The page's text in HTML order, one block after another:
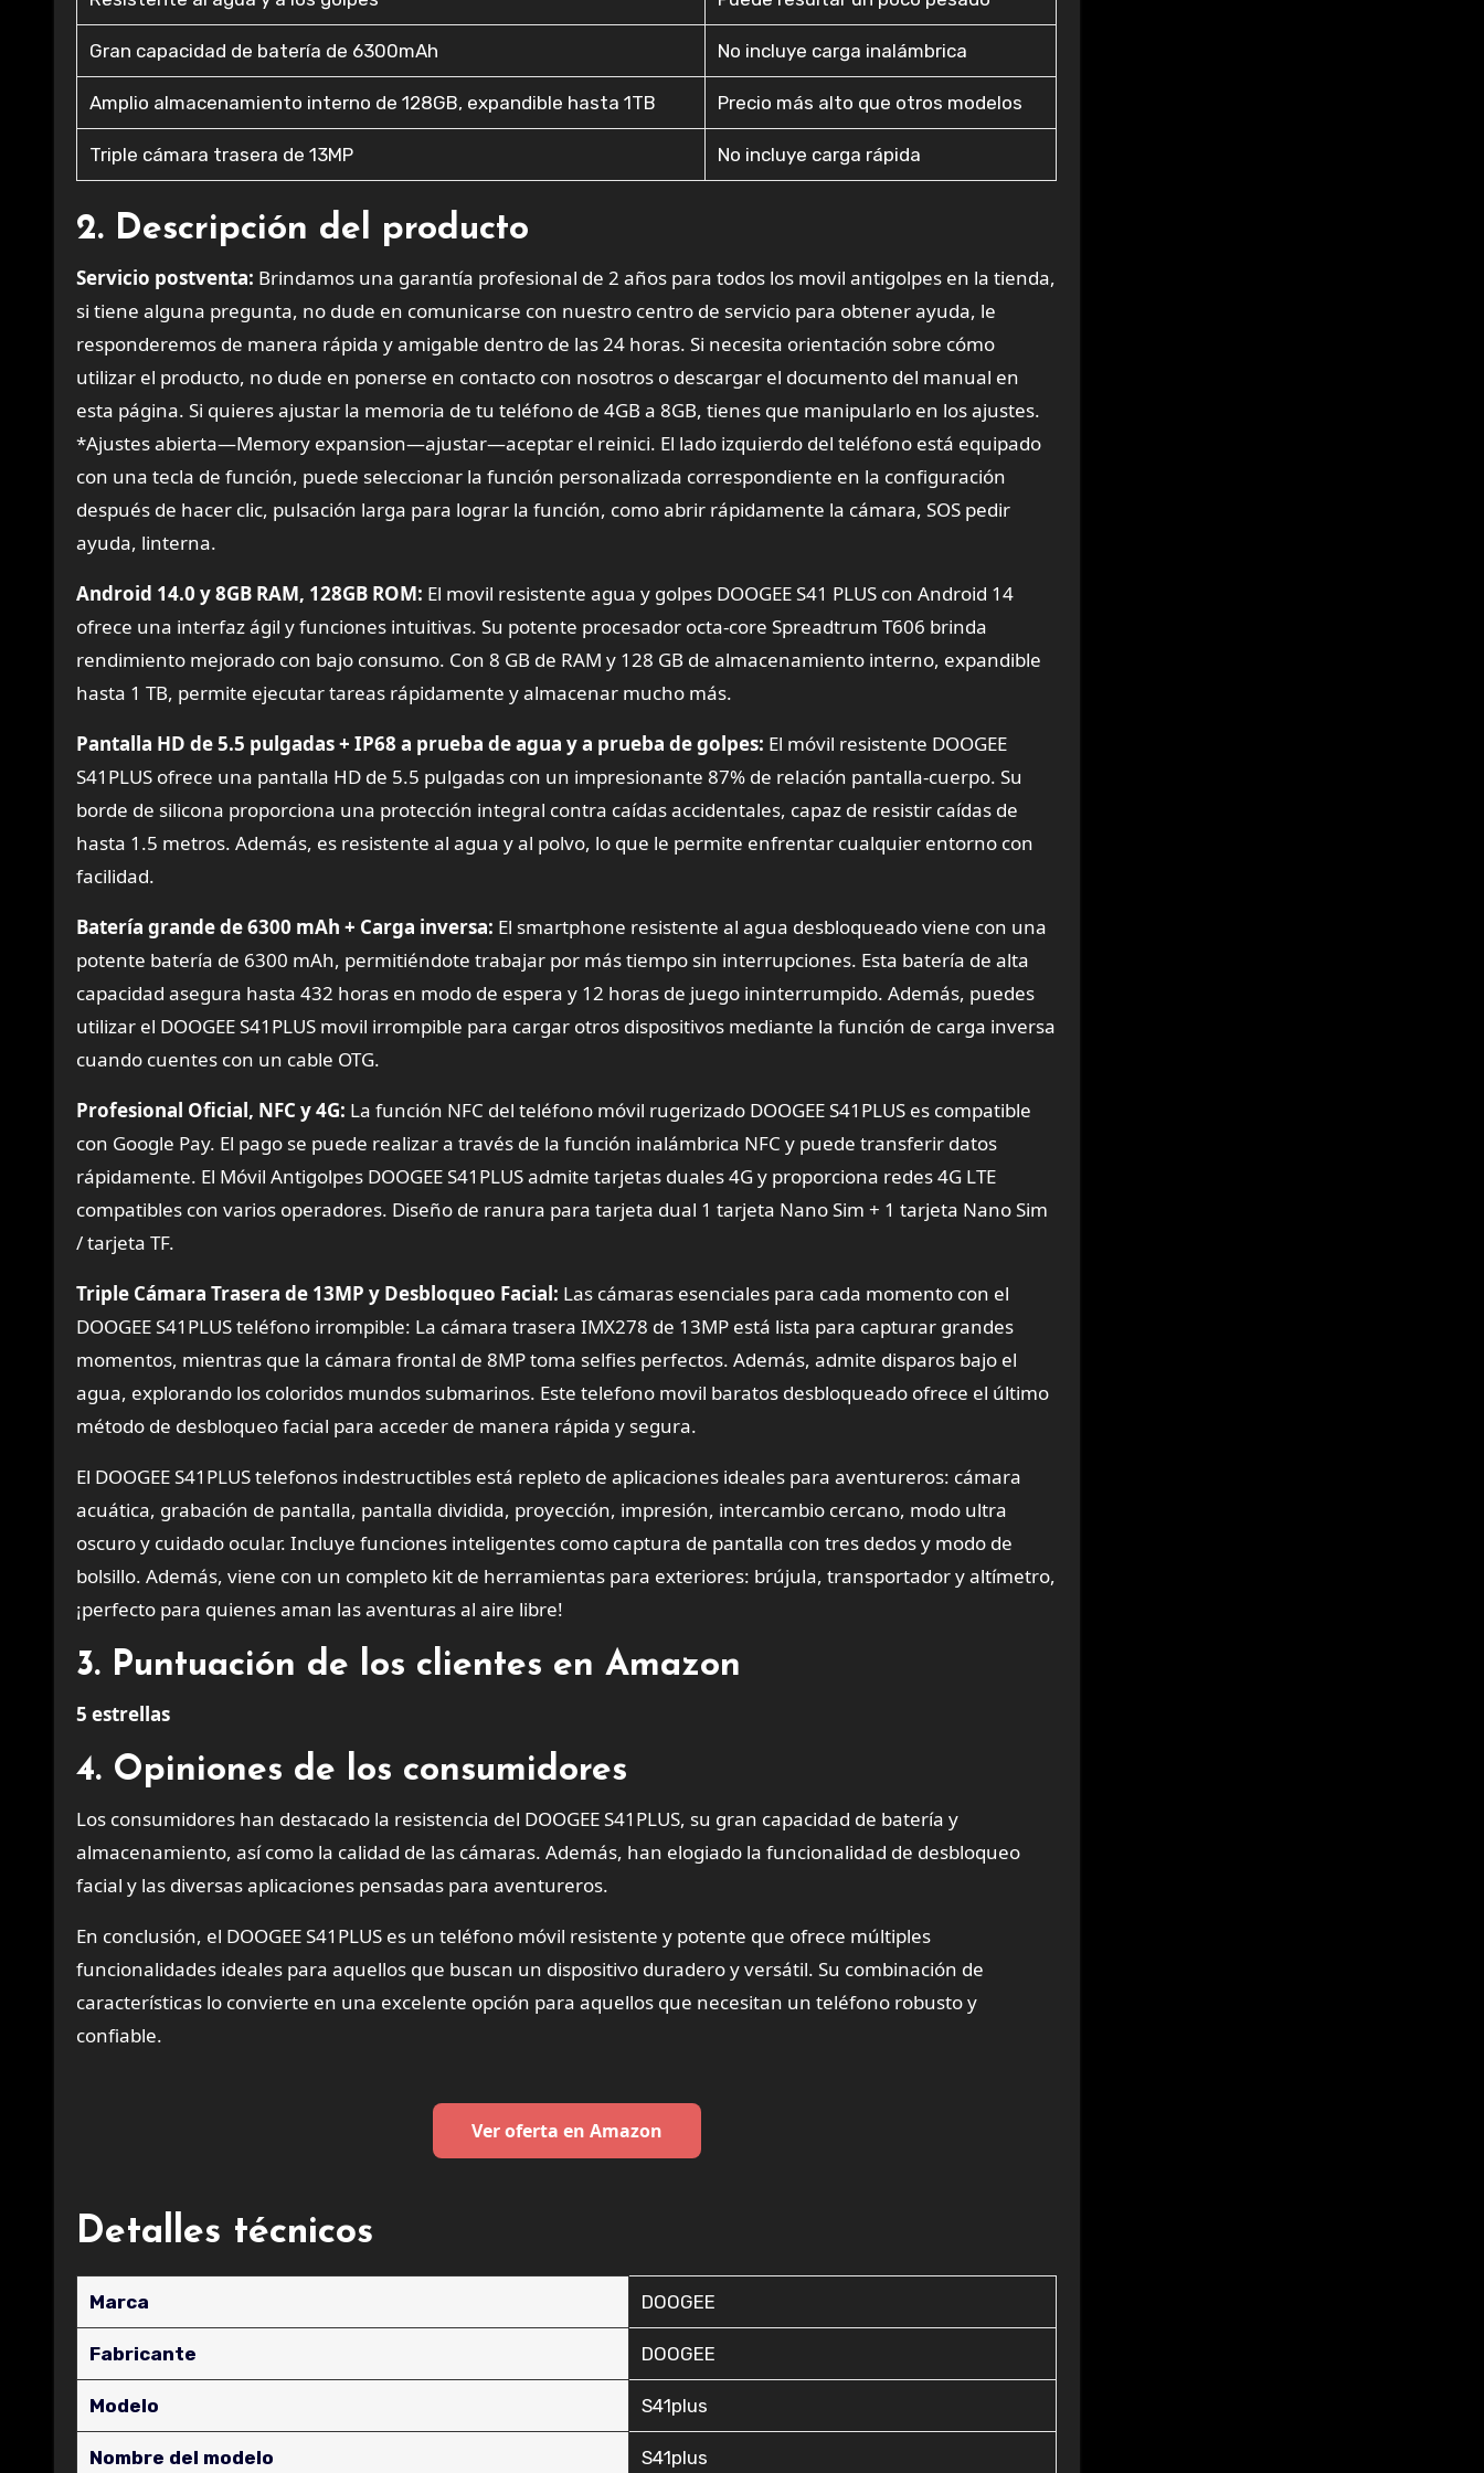
Gran capacidad de batería de 6300mAh No incluye carga inalámbrica
Amplio almacenamiento interno de 128GB, expandible hasta 1TB Precio más alto que otros modelos
Triple cámara trasera de 13MP No incluye carga rápida
2. Descripción del producto
Servicio postventa: Brindamos una garantía profesional de 2 años para todos los movil antigolpes en la tienda,
si tiene alguna pregunta, no dude en comunicarse con nuestro centro de servicio para obtener ayuda, le
responderemos de manera rápida y amigable dentro de las 24 horas. Si necesita orientación sobre cómo
utilizar el producto, no dude en ponerse en contacto con nosotros o descargar el documento del manual en
esta página. Si quieres ajustar la memoria de tu teléfono de 4GB a 8GB, tienes que manipularlo en los ajustes.
*Ajustes abierta—Memory expansion—ajustar—aceptar el reinici. El lado izquierdo del teléfono está equipado
con una tecla de función, puede seleccionar la función personalizada correspondiente en la configuración
después de hacer clic, pulsación larga para lograr la función, como abrir rápidamente la cámara, SOS pedir
ayuda, linterna.
Android 14.0 y 8GB RAM, 128GB ROM: El movil resistente agua y golpes DOOGEE S41 PLUS con Android 14
ofrece una interfaz ágil y funciones intuitivas. Su potente procesador octa-core Spreadtrum T606 brinda
rendimiento mejorado con bajo consumo. Con 8 GB de RAM y 128 GB de almacenamiento interno, expandible
hasta 1 TB, permite ejecutar tareas rápidamente y almacenar mucho más.
Pantalla HD de 5.5 pulgadas + IP68 a prueba de agua y a prueba de golpes: El móvil resistente DOOGEE
S41PLUS ofrece una pantalla HD de 5.5 pulgadas con un impresionante 87% de relación pantalla-cuerpo. Su
borde de silicona proporciona una protección integral contra caídas accidentales, capaz de resistir caídas de
hasta 1.5 metros. Además, es resistente al agua y al polvo, lo que le permite enfrentar cualquier entorno con
facilidad.
Batería grande de 6300 mAh + Carga inversa: El smartphone resistente al agua desbloqueado viene con una
potente batería de 6300 mAh, permitiéndote trabajar por más tiempo sin interrupciones. Esta batería de alta
capacidad asegura hasta 432 horas en modo de espera y 12 horas de juego ininterrumpido. Además, puedes
utilizar el DOOGEE S41PLUS movil irrompible para cargar otros dispositivos mediante la función de carga inversa
cuando cuentes con un cable OTG.
Profesional Oficial, NFC y 4G: La función NFC del teléfono móvil rugerizado DOOGEE S41PLUS es compatible
con Google Pay. El pago se puede realizar a través de la función inalámbrica NFC y puede transferir datos
rápidamente. El Móvil Antigolpes DOOGEE S41PLUS admite tarjetas duales 4G y proporciona redes 4G LTE
compatibles con varios operadores. Diseño de ranura para tarjeta dual 1 tarjeta Nano Sim + 1 tarjeta Nano Sim
/ tarjeta TF.
Triple Cámara Trasera de 13MP y Desbloqueo Facial: Las cámaras esenciales para cada momento con el
DOOGEE S41PLUS teléfono irrompible: La cámara trasera IMX278 de 13MP está lista para capturar grandes
momentos, mientras que la cámara frontal de 8MP toma selfies perfectos. Además, admite disparos bajo el
agua, explorando los coloridos mundos submarinos. Este telefono movil baratos desbloqueado ofrece el último
método de desbloqueo facial para acceder de manera rápida y segura.
El DOOGEE S41PLUS telefonos indestructibles está repleto de aplicaciones ideales para aventureros: cámara
acuática, grabación de pantalla, pantalla dividida, proyección, impresión, intercambio cercano, modo ultra
oscuro y cuidado ocular. Incluye funciones inteligentes como captura de pantalla con tres dedos y modo de
bolsillo. Además, viene con un completo kit de herramientas para exteriores: brújula, transportador y altímetro,
¡perfecto para quienes aman las aventuras al aire libre!
3. Puntuación de los clientes en Amazon
5 estrellas
4. Opiniones de los consumidores
Los consumidores han destacado la resistencia del DOOGEE S41PLUS, su gran capacidad de batería y
almacenamiento, así como la calidad de las cámaras. Además, han elogiado la funcionalidad de desbloqueo
facial y las diversas aplicaciones pensadas para aventureros.
En conclusión, el DOOGEE S41PLUS es un teléfono móvil resistente y potente que ofrece múltiples
funcionalidades ideales para aquellos que buscan un dispositivo duradero y versátil. Su combinación de
características lo convierte en una excelente opción para aquellos que necesitan un teléfono robusto y
confiable.
Ver oferta en Amazon
Detalles técnicos
Marca ‎DOOGEE
Fabricante ‎DOOGEE
Modelo ‎S41plus
Nombre del modelo ‎S41plus